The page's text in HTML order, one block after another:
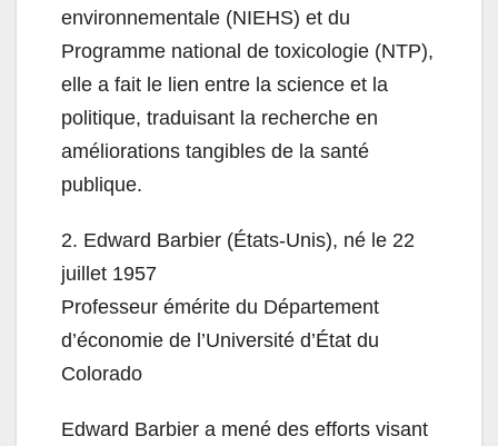
environnementale (NIEHS) et du
Programme national de toxicologie (NTP),
elle a fait le lien entre la science et la
politique, traduisant la recherche en
améliorations tangibles de la santé
publique.
2. Edward Barbier (États-Unis), né le 22
juillet 1957
Professeur émérite du Département
d’économie de l’Université d’État du
Colorado
Edward Barbier a mené des efforts visant